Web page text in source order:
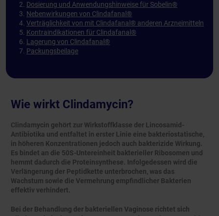
Wie wirkt Clindamycin?
Clindamycin gehört zur Wirkstoffklasse der Lincosamid-
Antibiotika und entfaltet in erster Linie eine bakteriostatische,
in höheren Konzentrationen jedoch auch bakterizide Wirkung.
Es bindet an die 50S-Untereinheit bakterieller Ribosomen und
hemmt dadurch die Proteinsynthese. Infolgedessen wird die
Verlängerung der Peptidkette unterbrochen, was das
Wachstum sowie die Vermehrung empfindlicher Bakterien
effektiv verhindert.
Bei der Behandlung der bakteriellen Vaginose richtet sich
Dosierung und Anwendungshinweise für Sobelin®
Nebenwirkungen von Clindafanal®
Verträglichkeit von mit Clindafanal® anderen Arzneimitteln
Kontraindikationen für Clindafanal®
Lagerung von Clindafanal®
Packungsbeilage